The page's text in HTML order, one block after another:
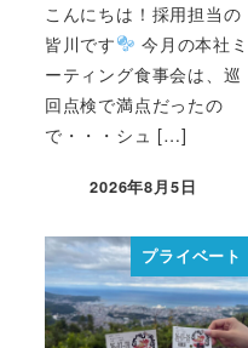
こんにちは！採用担当の
皆川です
今月の本社ミ
ーティング食事会は、巡
回点検で満点だったの
で・・・シュ […]
2026年8月5日
プライベート